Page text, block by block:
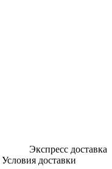
Экспресс доставка
Условия доставки